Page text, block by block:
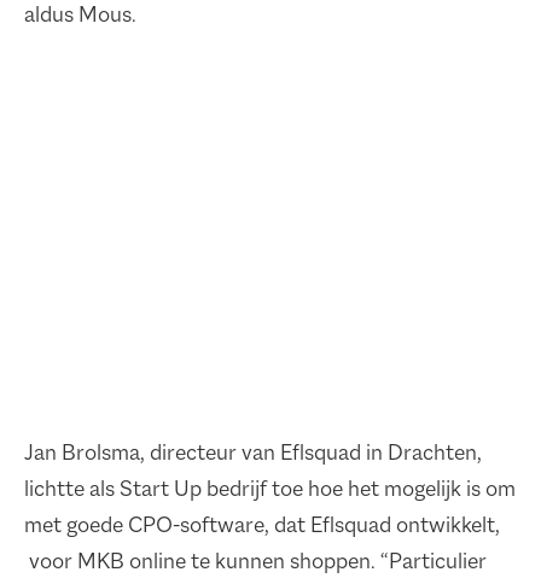
aldus Mous.
Jan Brolsma, directeur van Eflsquad in Drachten,
lichtte als Start Up bedrijf toe hoe het mogelijk is om
met goede CPO-software, dat Eflsquad ontwikkelt,
voor MKB online te kunnen shoppen. “Particulier